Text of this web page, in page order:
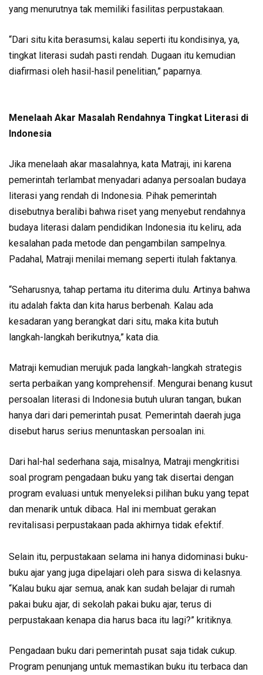
yang menurutnya tak memiliki fasilitas perpustakaan.
“Dari situ kita berasumsi, kalau seperti itu kondisinya, ya,
tingkat literasi sudah pasti rendah. Dugaan itu kemudian
diafirmasi oleh hasil-hasil penelitian,” paparnya.
Menelaah Akar Masalah Rendahnya Tingkat Literasi di
Indonesia
Jika menelaah akar masalahnya, kata Matraji, ini karena
pemerintah terlambat menyadari adanya persoalan budaya
literasi yang rendah di Indonesia. Pihak pemerintah
disebutnya beralibi bahwa riset yang menyebut rendahnya
budaya literasi dalam pendidikan Indonesia itu keliru, ada
kesalahan pada metode dan pengambilan sampelnya.
Padahal, Matraji menilai memang seperti itulah faktanya.
“Seharusnya, tahap pertama itu diterima dulu. Artinya bahwa
itu adalah fakta dan kita harus berbenah. Kalau ada
kesadaran yang berangkat dari situ, maka kita butuh
langkah-langkah berikutnya,” kata dia.
Matraji kemudian merujuk pada langkah-langkah strategis
serta perbaikan yang komprehensif. Mengurai benang kusut
persoalan literasi di Indonesia butuh uluran tangan, bukan
hanya dari dari pemerintah pusat. Pemerintah daerah juga
disebut harus serius menuntaskan persoalan ini.
Dari hal-hal sederhana saja, misalnya, Matraji mengkritisi
soal program pengadaan buku yang tak disertai dengan
program evaluasi untuk menyeleksi pilihan buku yang tepat
dan menarik untuk dibaca. Hal ini membuat gerakan
revitalisasi perpustakaan pada akhirnya tidak efektif.
Selain itu, perpustakaan selama ini hanya didominasi buku-
buku ajar yang juga dipelajari oleh para siswa di kelasnya.
“Kalau buku ajar semua, anak kan sudah belajar di rumah
pakai buku ajar, di sekolah pakai buku ajar, terus di
perpustakaan kenapa dia harus baca itu lagi?” kritiknya.
Pengadaan buku dari pemerintah pusat saja tidak cukup.
Program penunjang untuk memastikan buku itu terbaca dan